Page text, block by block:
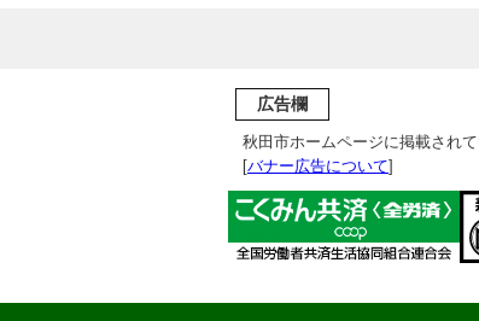
広告欄
秋田市ホームページに掲載され
[バナー広告について]